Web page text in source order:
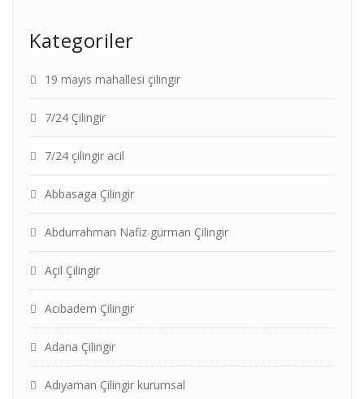
Kategoriler
19 mayıs mahallesi çilingir
7/24 Çilingir
7/24 çilingir acil
Abbasaga Çilingir
Abdurrahman Nafiz gürman Çilingir
Açil Çilingir
Acıbadem Çilingir
Adana Çilingir
Adıyaman Çilingir kurumsal